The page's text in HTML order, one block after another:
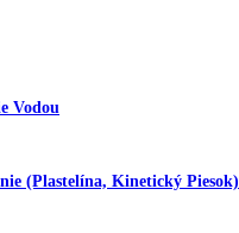
Vodou
(plastelína, Kinetický Piesok)